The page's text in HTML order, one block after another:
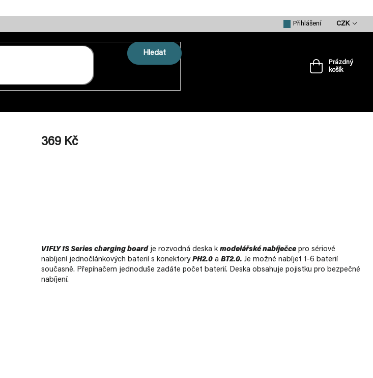
CZK
Přihlášení
Hledat
Nákupní
Prázdný
košík
369 Kč
VIFLY 1S Series charging board je rozvodná deska k modelářské nabíječce pro sériové
nabíjení jednočlánkových baterií s konektory PH2.0 a BT2.0. Je možné nabíjet 1-6 baterií
současně. Přepínačem jednoduše zadáte počet baterií. Deska obsahuje pojistku pro bezpečné
nabíjení.